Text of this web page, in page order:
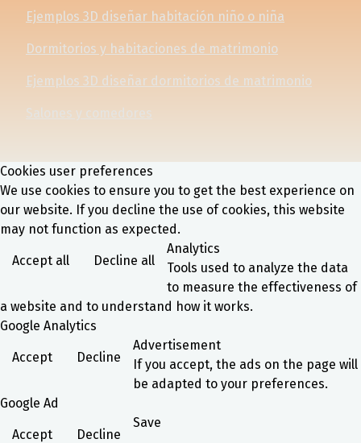
Ejemplos 3D diseñar habitación niño o niña
Dormitorios y habitaciones de matrimonio
Ejemplos 3D diseñar dormitorios de matrimonio
Salones y comedores
Cookies user preferences
We use cookies to ensure you to get the best experience on
our website. If you decline the use of cookies, this website
may not function as expected.
Accept all Decline all
Analytics
Tools used to analyze the data
to measure the effectiveness of
a website and to understand how it works.
Google Analytics
Accept Decline
Advertisement
If you accept, the ads on the page will
be adapted to your preferences.
Google Ad
Accept Decline
Save